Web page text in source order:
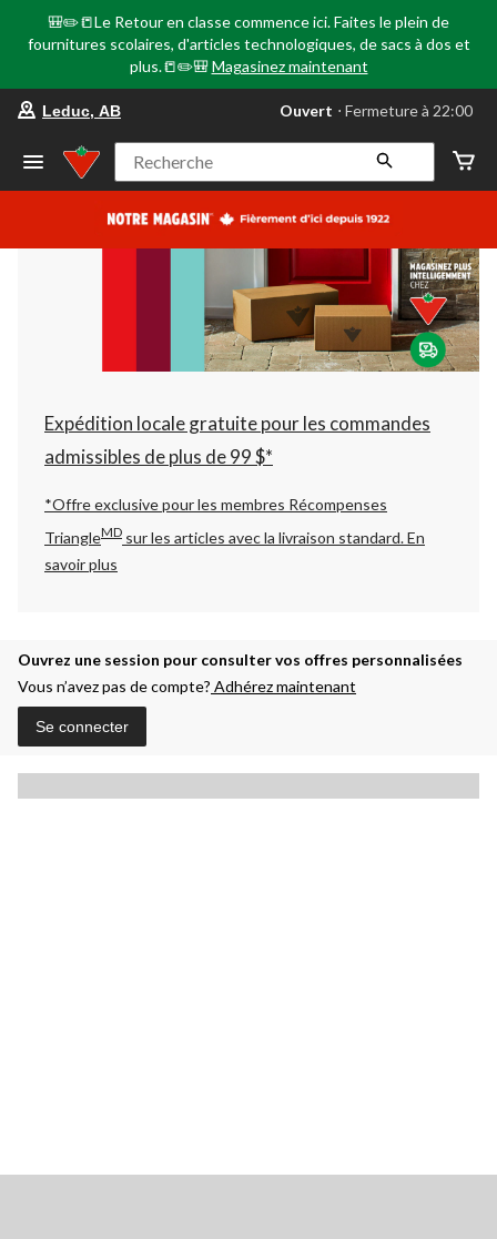
🎒✏️📒Le Retour en classe commence ici. Faites le plein de
fournitures scolaires, d'articles technologiques, de sacs à dos et
plus.📒✏️🎒 Magasinez maintenant
votre
préféré
Leduc,
AB,
courament
Fermeture
à
22:00
cliquer
pour
changer
Leduc, AB Ouvert ⋅ Fermeture à 22:00
Recherche
Expédition locale gratuite pour les commandes
admissibles de plus de 99 $*
*Offre exclusive pour les membres Récompenses
TriangleMD sur les articles avec la livraison standard.En
savoir plus
Ouvrez une session pour consulter vos offres personnalisées
Vous n’avez pas de compte? Adhérez maintenant
Se connecter